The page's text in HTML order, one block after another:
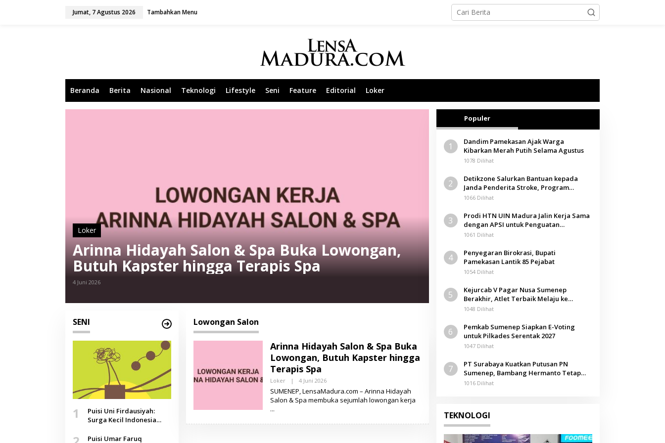
Jumat, 7 Agustus 2026 Tambahkan Menu
Beranda Berita Nasional Teknologi Lifestyle Seni Feature Editorial Loker
Loker
Arinna Hidayah Salon & Spa Buka Lowongan,
Butuh Kapster hingga Terapis Spa
4 Juni 2026
SENI
1
Puisi Uni Firdausiyah:
Surga Kecil Indonesia
Doa yang Jauh, Narasi
Puisi Umar Faruq
Lowongan Salon
Arinna Hidayah Salon & Spa Buka
Lowongan, Butuh Kapster hingga
Terapis Spa
Loker | 4 Juni 2026O
E
H
SUMENEP, LensaMadura.com – Arinna Hidayah
Salon & Spa membuka sejumlah lowongan kerja
Populer
1
Dandim Pamekasan Ajak Warga
Kibarkan Merah Putih Selama Agustus
1078 Dilihat
2
Detikzone Salurkan Bantuan kepada
Janda Penderita Stroke, Program
Berbagi Masuki Hari ke-61
1066 Dilihat
3
Prodi HTN UIN Madura Jalin Kerja Sama
dengan APSI untuk Penguatan
Kompetensi Mahasiswa
1061 Dilihat
4
Penyegaran Birokrasi, Bupati
Pamekasan Lantik 85 Pejabat
1054 Dilihat
5
Kejurcab V Pagar Nusa Sumenep
Berakhir, Atlet Terbaik Melaju ke
Kejurwil Jatim
1048 Dilihat
6
Pemkab Sumenep Siapkan E-Voting
untuk Pilkades Serentak 2027
1047 Dilihat
7
PT Surabaya Kuatkan Putusan PN
Sumenep, Bambang Hermanto Tetap
Dinyatakan Pemilik Sah Tanah di
1016 Dilihat
TEKNOLOGI